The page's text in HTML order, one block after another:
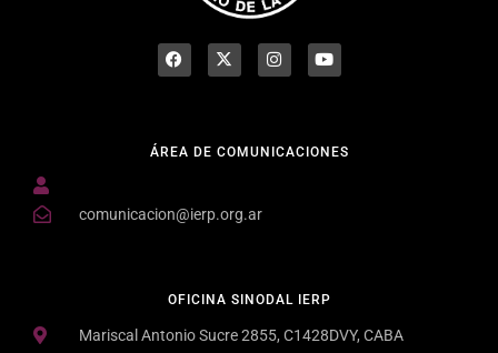
OFICINA SINODAL IERP
Mariscal Antonio Sucre 2855, C1428DVY, CABA
ÁREA DE COMUNICACIONES
comunicacion@ierp.org.ar